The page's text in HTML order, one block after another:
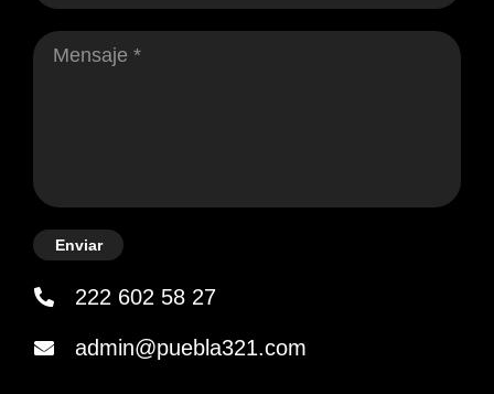
Enviar
222 602 58 27
admin@puebla321.com